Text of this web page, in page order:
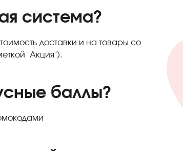
система?
доставки и на товары со
"Акция").
баллы?